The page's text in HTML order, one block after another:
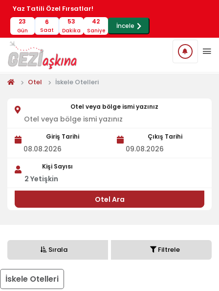
Yaz Tatili Özel Fırsatlar!
23
Gün
6
Saat
53
Dakika
42
Saniye
İncele
Otel İskele Otelleri
Otel veya bölge ismi yazınız
Giriş Tarihi Çıkış Tarihi
Kişi Sayısı
2 Yetişkin
Otel Ara
Sırala Filtrele
İskele Otelleri